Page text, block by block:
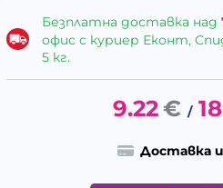
Безплатна доставка над
офис с куриер Еконт,
5 кг.
9.22€ /
Доставка